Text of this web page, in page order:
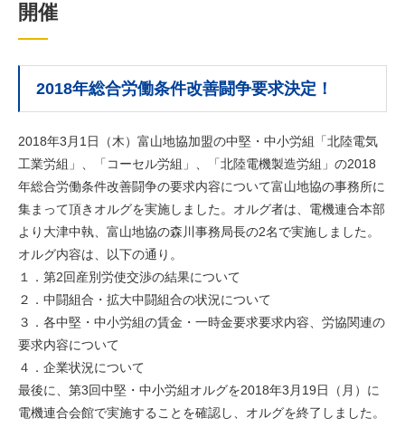
開催
2018年総合労働条件改善闘争要求決定！
2018年3月1日（木）富山地協加盟の中堅・中小労組「北陸電気
工業労組」、「コーセル労組」、「北陸電機製造労組」の2018
年総合労働条件改善闘争の要求内容について富山地協の事務所に
集まって頂きオルグを実施しました。オルグ者は、電機連合本部
より大津中執、富山地協の森川事務局長の2名で実施しました。
オルグ内容は、以下の通り。
１．第2回産別労使交渉の結果について
２．中闘組合・拡大中闘組合の状況について
３．各中堅・中小労組の賃金・一時金要求要求内容、労協関連の
要求内容について
４．企業状況について
最後に、第3回中堅・中小労組オルグを2018年3月19日（月）に
電機連合会館で実施することを確認し、オルグを終了しました。